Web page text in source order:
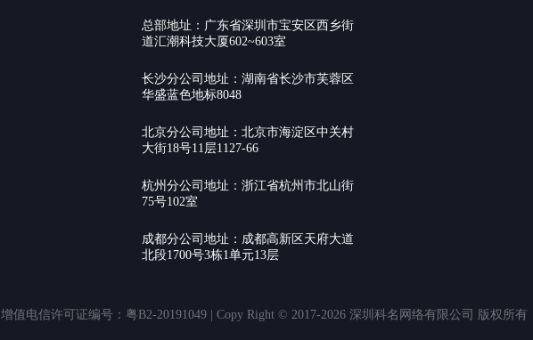
总部地址：广东省深圳市宝安区西乡街
道汇潮科技大厦602~603室
长沙分公司地址：湖南省长沙市芙蓉区
华盛蓝色地标8048
北京分公司地址：北京市海淀区中关村
大街18号11层1127-66
杭州分公司地址：浙江省杭州市北山街
75号102室
成都分公司地址：成都高新区天府大道
北段1700号3栋1单元13层
增值电信许可证编号：粤B2-20191049 | Copy Right © 2017-2026 深圳科名网络有限公司 版权所有